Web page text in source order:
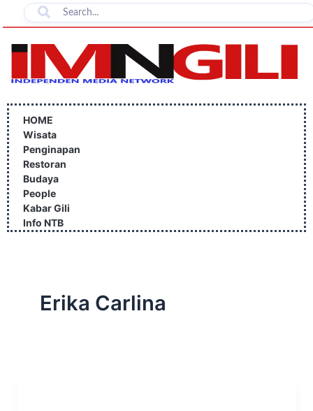
Lewati
ke
konten
HOME
Wisata
Penginapan
Restoran
Budaya
People
Kabar Gili
Info NTB
Erika Carlina